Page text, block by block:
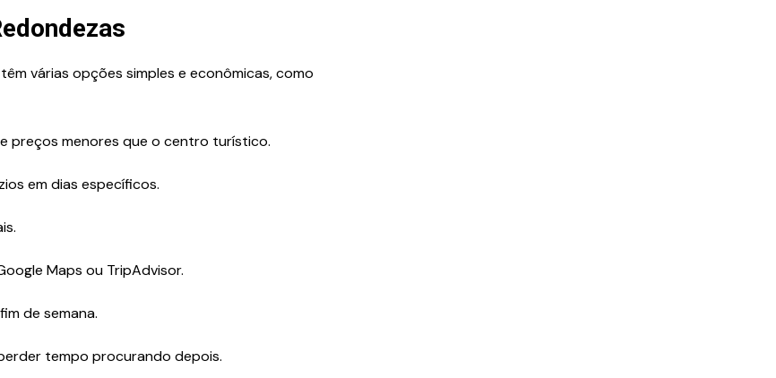
várias opções simples e econômicas, como
preços menores que o centro turístico.
em dias específicos.
Maps ou TripAdvisor.
de semana.
tempo procurando depois.